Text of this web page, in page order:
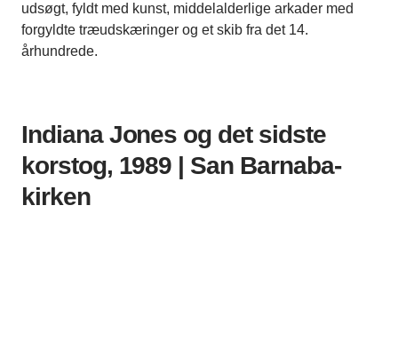
udsøgt, fyldt med kunst, middelalderlige arkader med
forgyldte træudskæringer og et skib fra det 14.
århundrede.
Indiana Jones og det sidste
korstog, 1989 | San Barnaba-
kirken